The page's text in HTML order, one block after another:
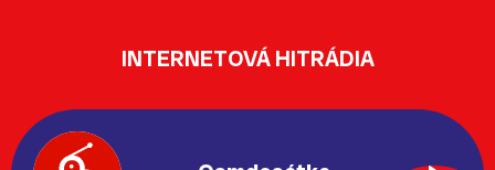
INTERNETOVÁ HITRÁDIA